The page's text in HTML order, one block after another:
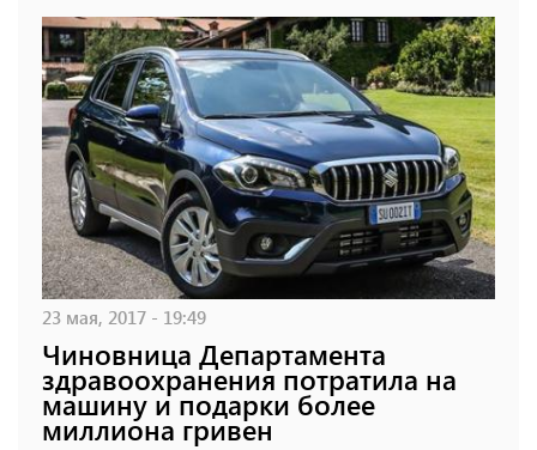
23 мая, 2017 - 19:49
Чиновница Департамента
здравоохранения потратила на
машину и подарки более
миллиона гривен